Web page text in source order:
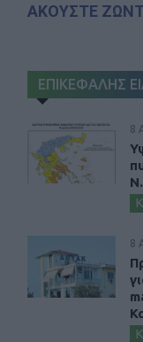
ΑΚΟΥΣΤΕ
ΕΠΙΚΕΦΑΛΗΣ
8
8